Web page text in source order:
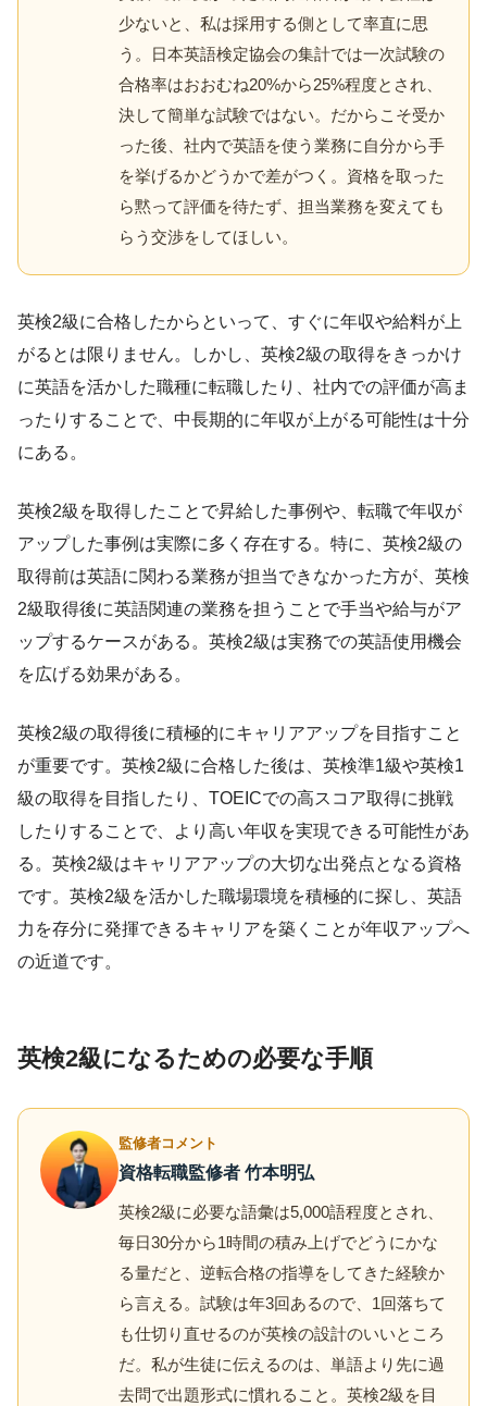
少ないと、私は採用する側として率直に思
う。日本英語検定協会の集計では一次試験の
合格率はおおむね20%から25%程度とされ、
決して簡単な試験ではない。だからこそ受か
った後、社内で英語を使う業務に自分から手
を挙げるかどうかで差がつく。資格を取った
ら黙って評価を待たず、担当業務を変えても
らう交渉をしてほしい。
英検2級に合格したからといって、すぐに年収や給料が上
がるとは限りません。しかし、英検2級の取得をきっかけ
に英語を活かした職種に転職したり、社内での評価が高ま
ったりすることで、中長期的に年収が上がる可能性は十分
にある。
英検2級を取得したことで昇給した事例や、転職で年収が
アップした事例は実際に多く存在する。特に、英検2級の
取得前は英語に関わる業務が担当できなかった方が、英検
2級取得後に英語関連の業務を担うことで手当や給与がア
ップするケースがある。英検2級は実務での英語使用機会
を広げる効果がある。
英検2級の取得後に積極的にキャリアアップを目指すこと
が重要です。英検2級に合格した後は、英検準1級や英検1
級の取得を目指したり、TOEICでの高スコア取得に挑戦
したりすることで、より高い年収を実現できる可能性があ
る。英検2級はキャリアアップの大切な出発点となる資格
です。英検2級を活かした職場環境を積極的に探し、英語
力を存分に発揮できるキャリアを築くことが年収アップへ
の近道です。
英検2級になるための必要な手順
監修者コメント
資格転職監修者 竹本明弘
英検2級に必要な語彙は5,000語程度とされ、
毎日30分から1時間の積み上げでどうにかな
る量だと、逆転合格の指導をしてきた経験か
ら言える。試験は年3回あるので、1回落ちて
も仕切り直せるのが英検の設計のいいところ
だ。私が生徒に伝えるのは、単語より先に過
去問で出題形式に慣れること。英検2級を目